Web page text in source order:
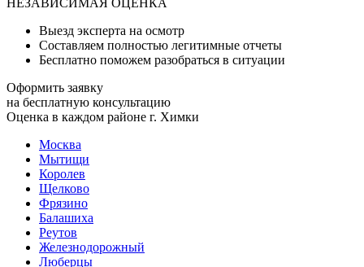
НЕЗАВИСИМАЯ ОЦЕНКА
Выезд эксперта на осмотр
Составляем полностью легитимные отчеты
Бесплатно поможем разобраться в ситуации
Оформить заявку
на бесплатную консультацию
Оценка в каждом районе г. Химки
Москва
Мытищи
Королев
Щелково
Фрязино
Балашиха
Реутов
Железнодорожный
Люберцы